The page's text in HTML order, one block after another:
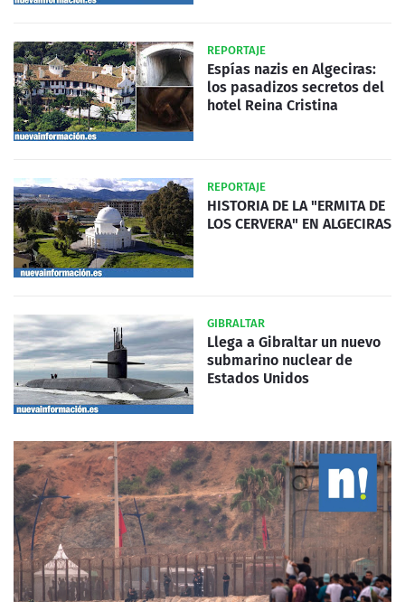
REPORTAJE
Espías nazis en Algeciras:
los pasadizos secretos del
hotel Reina Cristina
REPORTAJE
HISTORIA DE LA "ERMITA DE
LOS CERVERA" EN ALGECIRAS
GIBRALTAR
Llega a Gibraltar un nuevo
submarino nuclear de
Estados Unidos